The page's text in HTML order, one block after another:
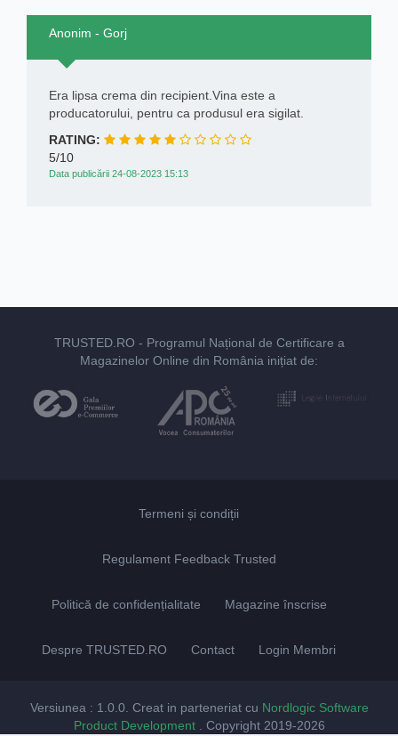
Anonim - Gorj
Era lipsa crema din recipient.Vina este a
producatorului, pentru ca produsul era sigilat.
RATING:
5/10
Data publicării 24-08-2023 15:13
TRUSTED.RO - Programul Național de Certificare a
Magazinelor Online din România inițiat de:
Termeni și condiții
Regulament Feedback Trusted
Politică de confidențialitate Magazine înscrise
Despre TRUSTED.RO Contact Login Membri
Versiunea : 1.0.0. Creat in parteneriat cu Nordlogic Software
Product Development . Copyright 2019-2026